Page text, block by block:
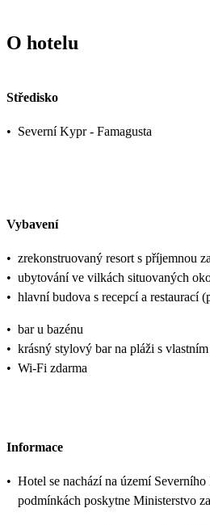
O hotelu
Středisko
• Severní Kypr - Famagusta
Vybavení
• zrekonstruovaný resort s příjemnou
• ubytování ve vilkách situovaných
• hlavní budova s recepcí a restaurací
• bar u bazénu
• krásný stylový bar na pláži s
• Wi-Fi zdarma
Informace
• Hotel se nachází na území
podmínkách poskytne Ministerstvo